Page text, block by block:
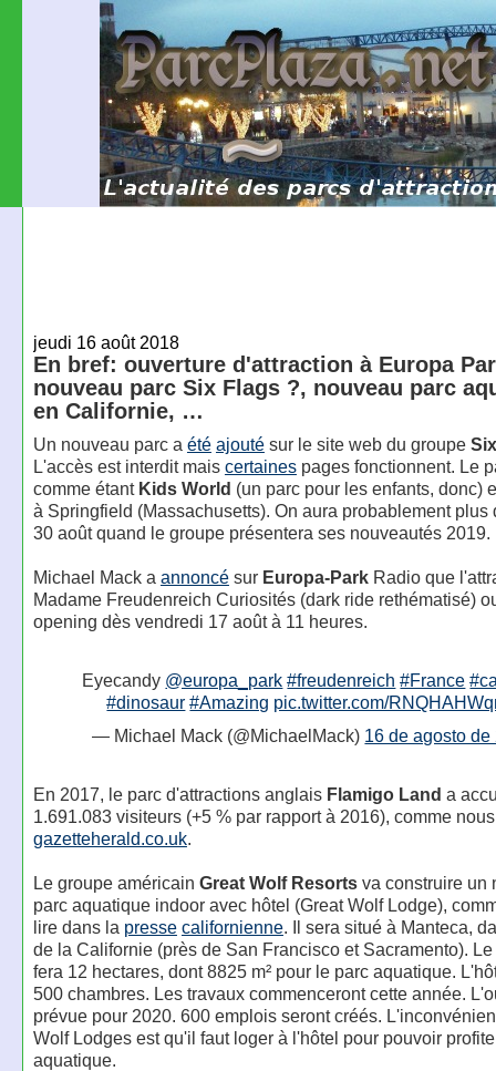
jeudi 16 août 2018
En bref: ouverture d'attraction à Europa
nouveau parc Six Flags ?, nouveau parc
en Californie, …
Un nouveau parc a été ajoutésur le site web du groupe
L'accès est interdit mais certainespages fonctionnent. Le
comme étant Kids World (un parc pour les enfants, donc)
à Springfield (Massachusetts). On aura probablement plus
30 août quand le groupe présentera ses nouveautés 2019.
Michael Mack a annoncésur Europa-ParkRadio que
Madame Freudenreich Curiosités (dark ride rethématisé)
opening dès vendredi 17 août à 11 heures.
Eyecandy @europa_park #freudenreich #France
#dinosaur #Amazing pic.twitter.com/
— Michael Mack (@MichaelMack) 16 de agosto de
En 2017, le parc d'attractions anglais Flamigo Land a
1.691.083 visiteurs (+5 % par rapport à 2016), comme
gazetteherald.co.uk.
Le groupe américain Great Wolf Resortsva construire un
parc aquatique indoor avec hôtel (Great Wolf Lodge),
lire dans la presse californienne. Il sera situé à Manteca,
de la Californie (près de San Francisco et Sacramento).
fera 12 hectares, dont 8825 m² pour le parc aquatique.
500 chambres. Les travaux commenceront cette année.
prévue pour 2020. 600 emplois seront créés.
Wolf Lodges est qu'il faut loger à l'hôtel pour pouvoir
aquatique.